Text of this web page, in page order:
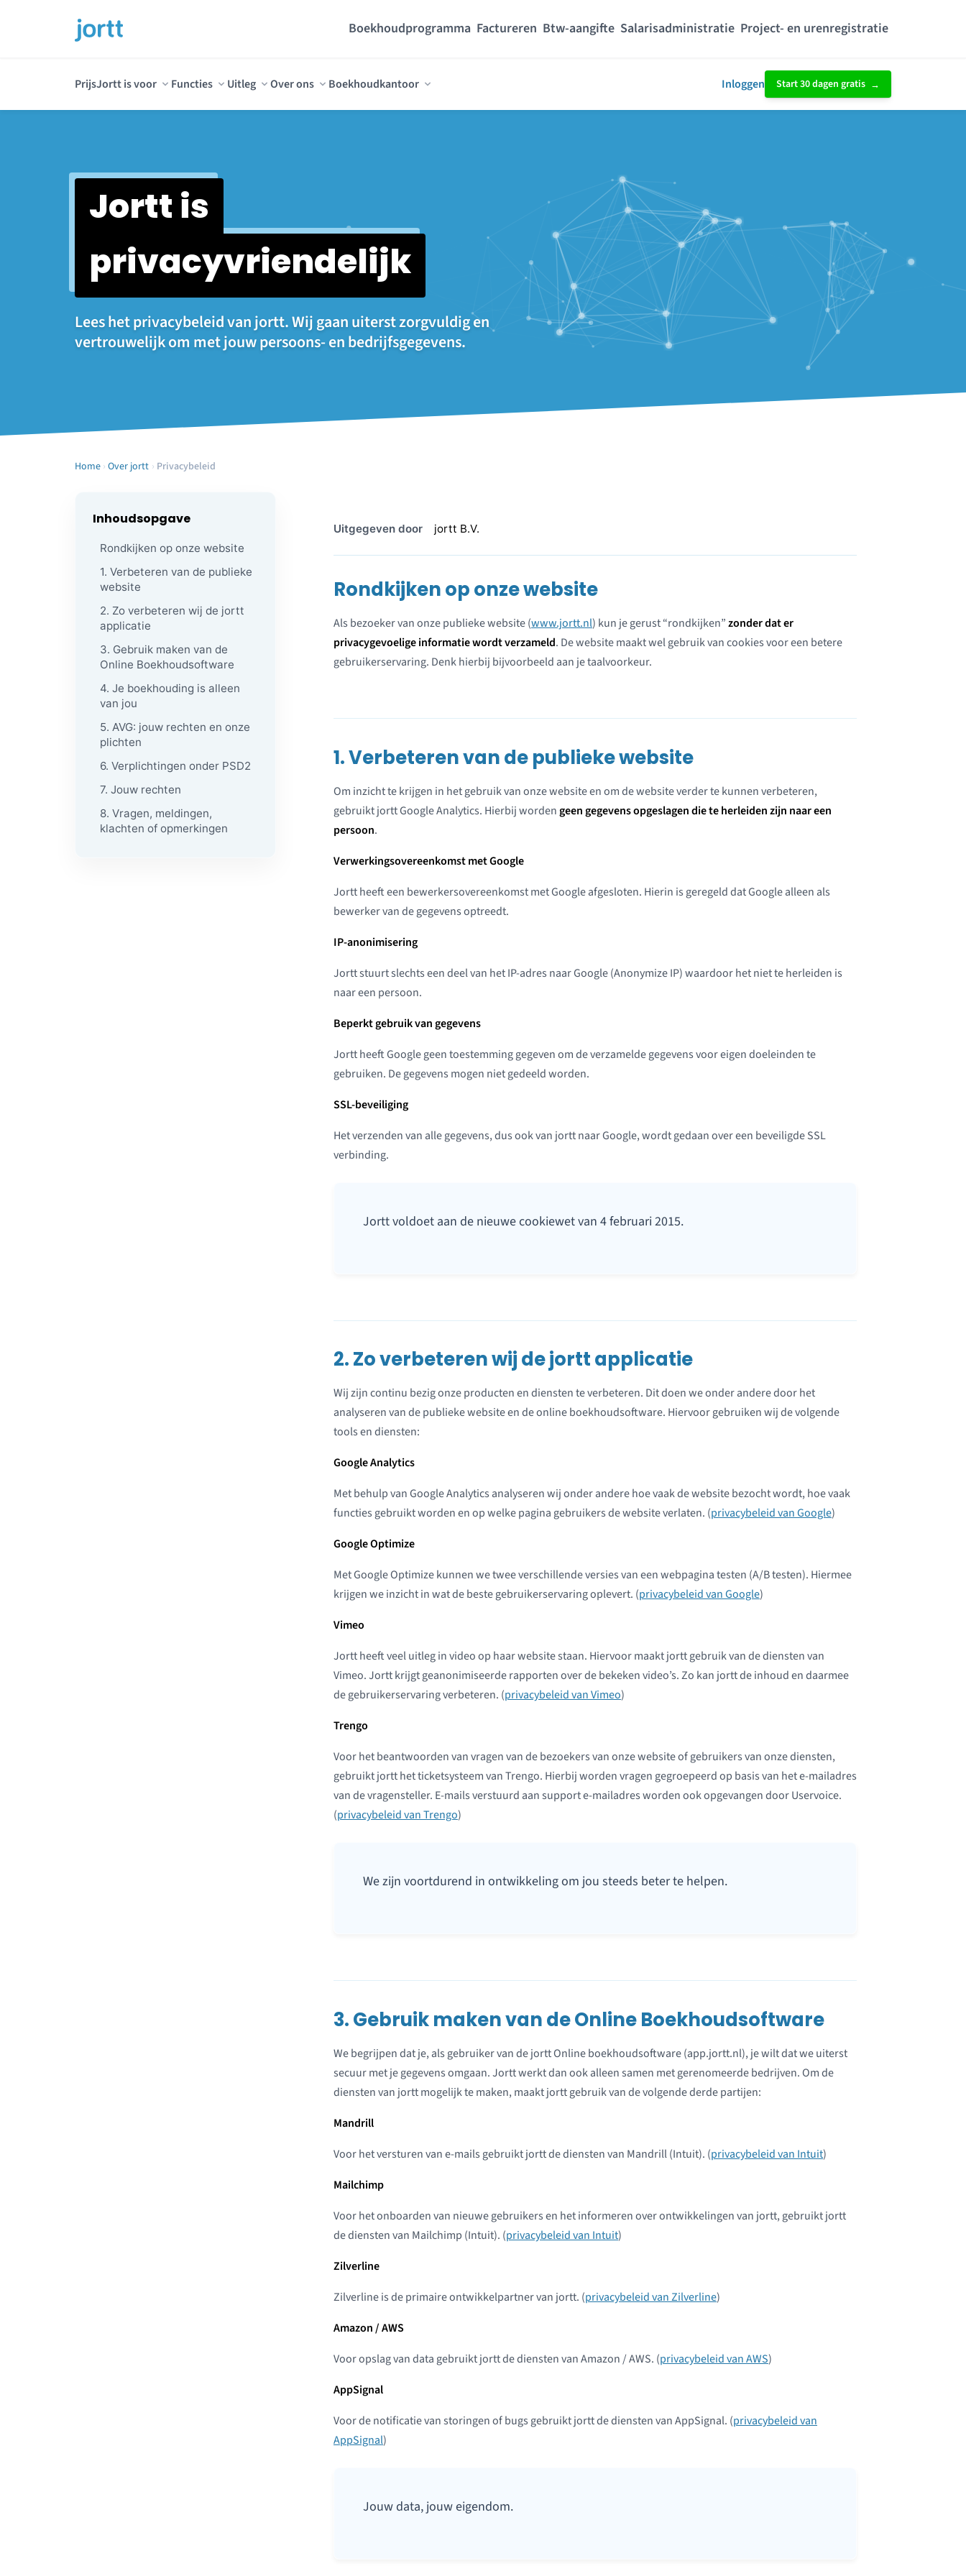
Boekhoudprogramma Factureren Btw-aangifte Salarisadministratie Project- en urenregistratie
PrijsJortt is voor Functies Uitleg Over ons Boekhoudkantoor Inloggen Start 30 dagen gratis
Jortt is
privacyvriendelijk
Lees het privacybeleid van jortt. Wij gaan uiterst zorgvuldig en
vertrouwelijk om met jouw persoons- en bedrijfsgegevens.
Home › Over jortt › Privacybeleid
Inhoudsopgave
Rondkijken op onze website
1. Verbeteren van de publieke
website
2. Zo verbeteren wij de jortt
applicatie
3. Gebruik maken van de
Online Boekhoudsoftware
4. Je boekhouding is alleen
van jou
5. AVG: jouw rechten en onze
plichten
6. Verplichtingen onder PSD2
7. Jouw rechten
8. Vragen, meldingen,
klachten of opmerkingen
Uitgegeven door jortt B.V.
Rondkijken op onze website
Als bezoeker van onze publieke website (www.jortt.nl) kun je gerust “rondkijken”zonder dat er
privacygevoelige informatie wordt verzameld. De website maakt wel gebruik van cookies voor een betere
gebruikerservaring. Denk hierbij bijvoorbeeld aan je taalvoorkeur.
1. Verbeteren van de publieke website
Om inzicht te krijgen in het gebruik van onze website en om de website verder te kunnen verbeteren,
gebruikt jortt Google Analytics. Hierbij wordengeen gegevens opgeslagen die te herleiden zijn naar een
persoon.
Verwerkingsovereenkomst met Google
Jortt heeft een bewerkersovereenkomst met Google afgesloten. Hierin is geregeld dat Google alleen als
bewerker van de gegevens optreedt.
IP-anonimisering
Jortt stuurt slechts een deel van het IP-adres naar Google (Anonymize IP) waardoor het niet te herleiden is
naar een persoon.
Beperkt gebruik van gegevens
Jortt heeft Google geen toestemming gegeven om de verzamelde gegevens voor eigen doeleinden te
gebruiken. De gegevens mogen niet gedeeld worden.
SSL-beveiliging
Het verzenden van alle gegevens, dus ook van jortt naar Google, wordt gedaan over een beveiligde SSL
verbinding.
Jortt voldoet aan de nieuwe cookiewet van 4 februari 2015.
2. Zo verbeteren wij de jortt applicatie
Wij zijn continu bezig onze producten en diensten te verbeteren. Dit doen we onder andere door het
analyseren van de publieke website en de online boekhoudsoftware. Hiervoor gebruiken wij de volgende
tools en diensten:
Google Analytics
Met behulp van Google Analytics analyseren wij onder andere hoe vaak de website bezocht wordt, hoe vaak
functies gebruikt worden en op welke pagina gebruikers de website verlaten. (privacybeleid van Google)
Google Optimize
Met Google Optimize kunnen we twee verschillende versies van een webpagina testen (A/B testen). Hiermee
krijgen we inzicht in wat de beste gebruikerservaring oplevert. (privacybeleid van Google)
Vimeo
Jortt heeft veel uitleg in video op haar website staan. Hiervoor maakt jortt gebruik van de diensten van
Vimeo. Jortt krijgt geanonimiseerde rapporten over de bekeken video’s. Zo kan jortt de inhoud en daarmee
de gebruikerservaring verbeteren. (privacybeleid van Vimeo)
Trengo
Voor het beantwoorden van vragen van de bezoekers van onze website of gebruikers van onze diensten,
gebruikt jortt het ticketsysteem van Trengo. Hierbij worden vragen gegroepeerd op basis van het e-mailadres
van de vragensteller. E-mails verstuurd aan support e-mailadres worden ook opgevangen door Uservoice.
(privacybeleid van Trengo)
We zijn voortdurend in ontwikkeling om jou steeds beter te helpen.
3. Gebruik maken van de Online Boekhoudsoftware
We begrijpen dat je, als gebruiker van de jortt Online boekhoudsoftware (app.jortt.nl), je wilt dat we uiterst
secuur met je gegevens omgaan. Jortt werkt dan ook alleen samen met gerenomeerde bedrijven. Om de
diensten van jortt mogelijk te maken, maakt jortt gebruik van de volgende derde partijen:
Mandrill
Voor het versturen van e-mails gebruikt jortt de diensten van Mandrill (Intuit). (privacybeleid van Intuit)
Mailchimp
Voor het onboarden van nieuwe gebruikers en het informeren over ontwikkelingen van jortt, gebruikt jortt
de diensten van Mailchimp (Intuit). (privacybeleid van Intuit)
Zilverline
Zilverline is de primaire ontwikkelpartner van jortt. (privacybeleid van Zilverline)
Amazon / AWS
Voor opslag van data gebruikt jortt de diensten van Amazon / AWS. (privacybeleid van AWS)
AppSignal
Voor de notificatie van storingen of bugs gebruikt jortt de diensten van AppSignal. (privacybeleid van
AppSignal)
Jouw data, jouw eigendom.